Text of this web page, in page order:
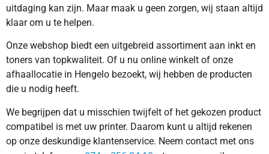
uitdaging kan zijn. Maar maak u geen zorgen, wij staan altijd
klaar om u te helpen.
Onze webshop biedt een uitgebreid assortiment aan inkt en
toners van topkwaliteit. Of u nu online winkelt of onze
afhaallocatie in Hengelo bezoekt, wij hebben de producten
die u nodig heeft.
We begrijpen dat u misschien twijfelt of het gekozen product
compatibel is met uw printer. Daarom kunt u altijd rekenen
op onze deskundige klantenservice. Neem contact met ons